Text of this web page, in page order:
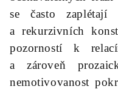
se často zaplétají
a rekurzivních
pozorností k
a zároveň
nemotivovanost